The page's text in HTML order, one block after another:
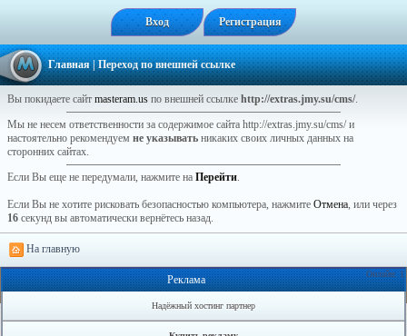
Вход Регистрация
Главная| Переход по внешней ссылке
Вы покидаете сайт masteram.us по внешней ссылке http://extras.jmy.su/cms/.
Мы не несем ответственности за содержимое сайта http://extras.jmy.su/cms/ и
настоятельно рекомендуем не указывать никаких своих личных данных на
сторонних сайтах.
Если Вы еще не передумали, нажмите на Перейти.
Если Вы не хотите рисковать безопасностью компьютера, нажмите Отмена, или через
16 секунд вы автоматически вернётесь назад.
На главную
Онлайн: 1
Реклама
Надёжный хостинг партнер